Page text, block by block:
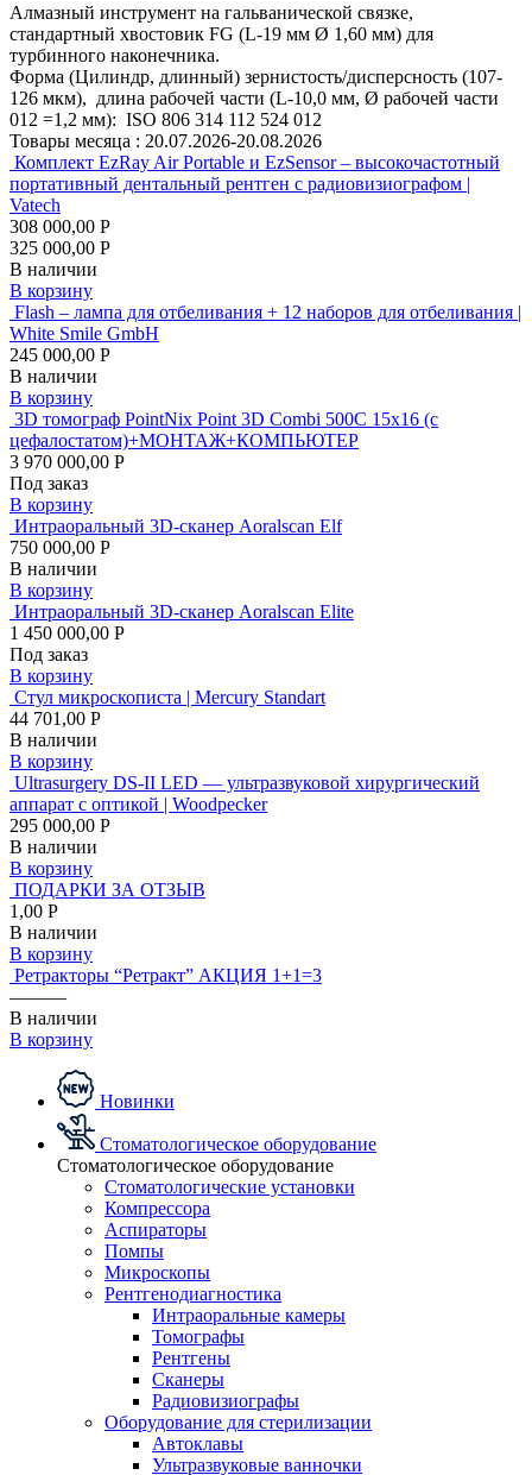
Алмазный инструмент на гальванической связке,
стандартный хвостовик FG (L-19 мм Ø 1,60 мм) для
турбинного наконечника.
Форма (Цилиндр, длинный) зернистость/дисперсность (107-
126 мкм), длина рабочей части (L-10,0 мм, Ø рабочей части
012 =1,2 мм): ISO 806 314 112 524 012
Товары месяца : 20.07.2026-20.08.2026
Комплект EzRay Air Portable и EzSensor – высокочастотный
портативный дентальный рентген с радиовизиографом |
Vatech
308 000,00 Р
325 000,00 Р
В наличии
В корзину
Flash – лампа для отбеливания + 12 наборов для отбеливания |
White Smile GmbH
245 000,00 Р
В наличии
В корзину
3D томограф PointNix Point 3D Combi 500C 15х16 (с
цефалостатом)+МОНТАЖ+КОМПЬЮТЕР
3 970 000,00 Р
Под заказ
В корзину
Интраоральный 3D-сканер Aoralscan Elf
750 000,00 Р
В наличии
В корзину
Интраоральный 3D-сканер Aoralscan Elite
1 450 000,00 Р
Под заказ
В корзину
Стул микроскописта | Mercury Standart
44 701,00 Р
В наличии
В корзину
Ultrasurgery DS-II LED — ультразвуковой хирургический
аппарат с оптикой | Woodpecker
295 000,00 Р
В наличии
В корзину
ПОДАРКИ ЗА ОТЗЫВ
1,00 Р
В наличии
В корзину
Ретракторы “Ретракт” АКЦИЯ 1+1=3
———
В наличии
В корзину
Новинки
Стоматологическое оборудование
Стоматологическое оборудование
Стоматологические установки
Компрессора
Аспираторы
Помпы
Микроскопы
Рентгенодиагностика
Интраоральные камеры
Томографы
Рентгены
Сканеры
Радиовизиографы
Оборудование для стерилизации
Автоклавы
Ультразвуковые ванночки